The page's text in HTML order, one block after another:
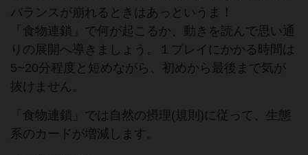
バランスが崩れるときはあっというま！
「食物連鎖」で何が起こるか、動きを読んで思い通
りの展開へ導きましょう。１プレイにかかる時間は
5~20分程度と短めながら、初めから最後まで気が
抜けません。
「食物連鎖」では自然の摂理(規則)に従って、生態
系のカードが増減します。